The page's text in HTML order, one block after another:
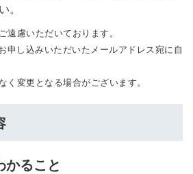
。
慮いただいております。
申し込みいただいたメールアドレス宛に自
変更となる場合がございます。
かること